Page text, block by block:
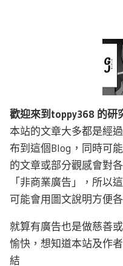
歡迎來到toppy368 的研
本站的文章大多都是經
布到這個Blog，同時可
的文章或部分觀感會對
「非商業廣告」，所以
可能會用圖文說明方便
就算有廣告也是做慈善
愉快，想知道本站及作
結